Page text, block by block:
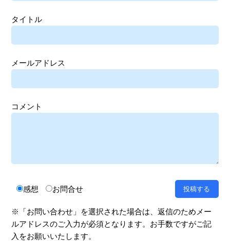
タイトル
メールアドレス
コメント
感想 お問合せ
※「お問い合わせ」を選択された場合は、返信のためメー
ルアドレスのご入力が必須となります。お手数ですがご記
入をお願いいたします。